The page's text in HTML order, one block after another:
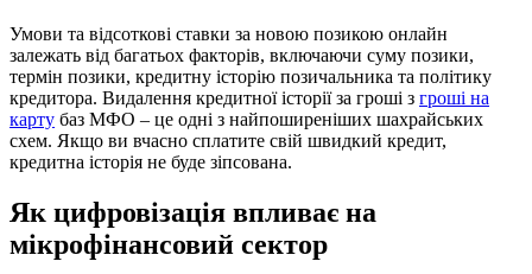
Умови та відсоткові ставки за новою позикою онлайн
залежать від багатьох факторів, включаючи суму позики,
термін позики, кредитну історію позичальника та політику
кредитора. Видалення кредитної історії за гроші з гроші на
карту баз МФО – це одні з найпоширеніших шахрайських
схем. Якщо ви вчасно сплатите свій швидкий кредит,
кредитна історія не буде зіпсована.
Як цифровізація впливає на
мікрофінансовий сектор